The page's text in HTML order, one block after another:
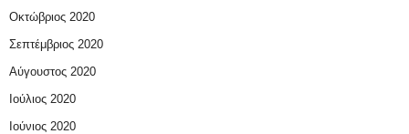
Οκτώβριος 2020
Σεπτέμβριος 2020
Αύγουστος 2020
Ιούλιος 2020
Ιούνιος 2020